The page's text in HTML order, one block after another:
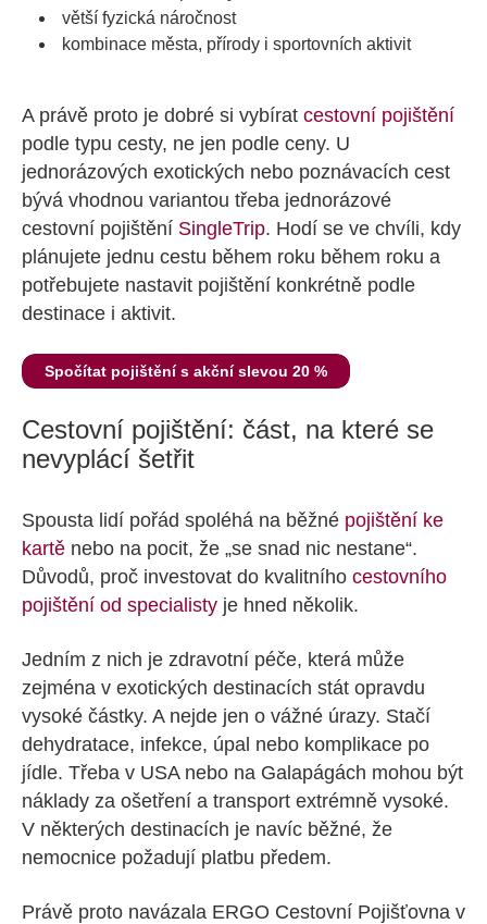
větší fyzická náročnost
kombinace města, přírody i sportovních aktivit
A právě proto je dobré si vybírat cestovní pojištění
podle typu cesty, ne jen podle ceny. U
jednorázových exotických nebo poznávacích cest
bývá vhodnou variantou třeba jednorázové
cestovní pojištění SingleTrip. Hodí se ve chvíli, kdy
plánujete jednu cestu během roku během roku a
potřebujete nastavit pojištění konkrétně podle
destinace i aktivit.
Spočítat pojištění s akční slevou 20 %
Cestovní pojištění: část, na které se
nevyplácí šetřit
Spousta lidí pořád spoléhá na běžné pojištění ke
kartě nebo na pocit, že „se snad nic nestane“.
Důvodů, proč investovat do kvalitního cestovního
pojištění od specialisty je hned několik.
Jedním z nich je zdravotní péče, která může
zejména v exotických destinacích stát opravdu
vysoké částky. A nejde jen o vážné úrazy. Stačí
dehydratace, infekce, úpal nebo komplikace po
jídle. Třeba v USA nebo na Galapágách mohou být
náklady za ošetření a transport extrémně vysoké.
V některých destinacích je navíc běžné, že
nemocnice požadují platbu předem.
Právě proto navázala ERGO Cestovní Pojišťovna v